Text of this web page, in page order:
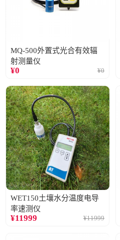
MQ-500外置式光合有效辐
射测量仪
¥0 ¥0
WET150土壤水分温度电导
率速测仪
¥11999 ¥11999